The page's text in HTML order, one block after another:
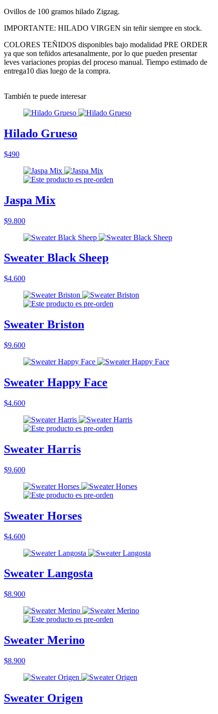
Ovillos de 100 gramos hilado Zigzag.
IMPORTANTE: HILADO VIRGEN sin teñir siempre en stock.
COLORES TEÑIDOS disponibles bajo modalidad PRE ORDER
ya que son teñidos artesanalmente, por lo que pueden presentar
leves variaciones propias del proceso manual. Tiempo estimado de
entrega10 dias luego de la compra.
También te puede interesar
Hilado Grueso
$490
Jaspa Mix
$9.800
Sweater Black Sheep
$4.600
Sweater Briston
$9.600
Sweater Happy Face
$4.600
Sweater Harris
$9.600
Sweater Horses
$4.600
Sweater Langosta
$8.900
Sweater Merino
$8.900
Sweater Origen